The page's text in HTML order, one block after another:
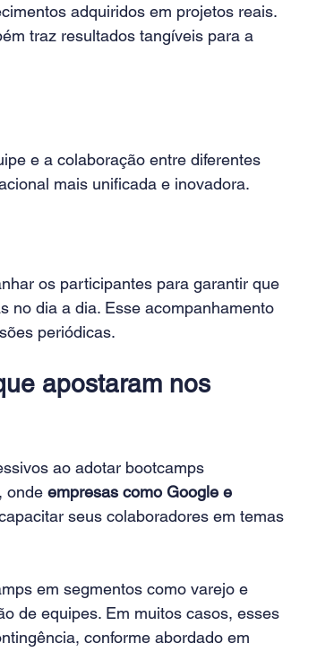
adquiridos em projetos reais.
traz resultados tangíveis para a
e a colaboração entre diferentes
mais unificada e inovadora.
os participantes para garantir que
no dia a dia. Esse acompanhamento
periódicas.
apostaram nos
ao adotar bootcamps
onde empresas como Google e
seus colaboradores em temas
em segmentos como varejo e
de equipes. Em muitos casos, esses
conforme abordado em